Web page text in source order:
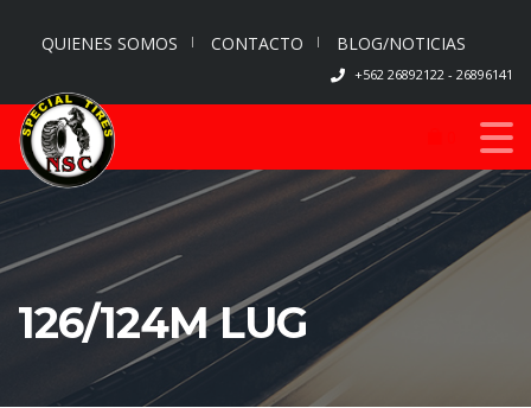
QUIENES SOMOS CONTACTO BLOG/NOTICIAS
+562 26892122 - 26896141
126/124M LUG